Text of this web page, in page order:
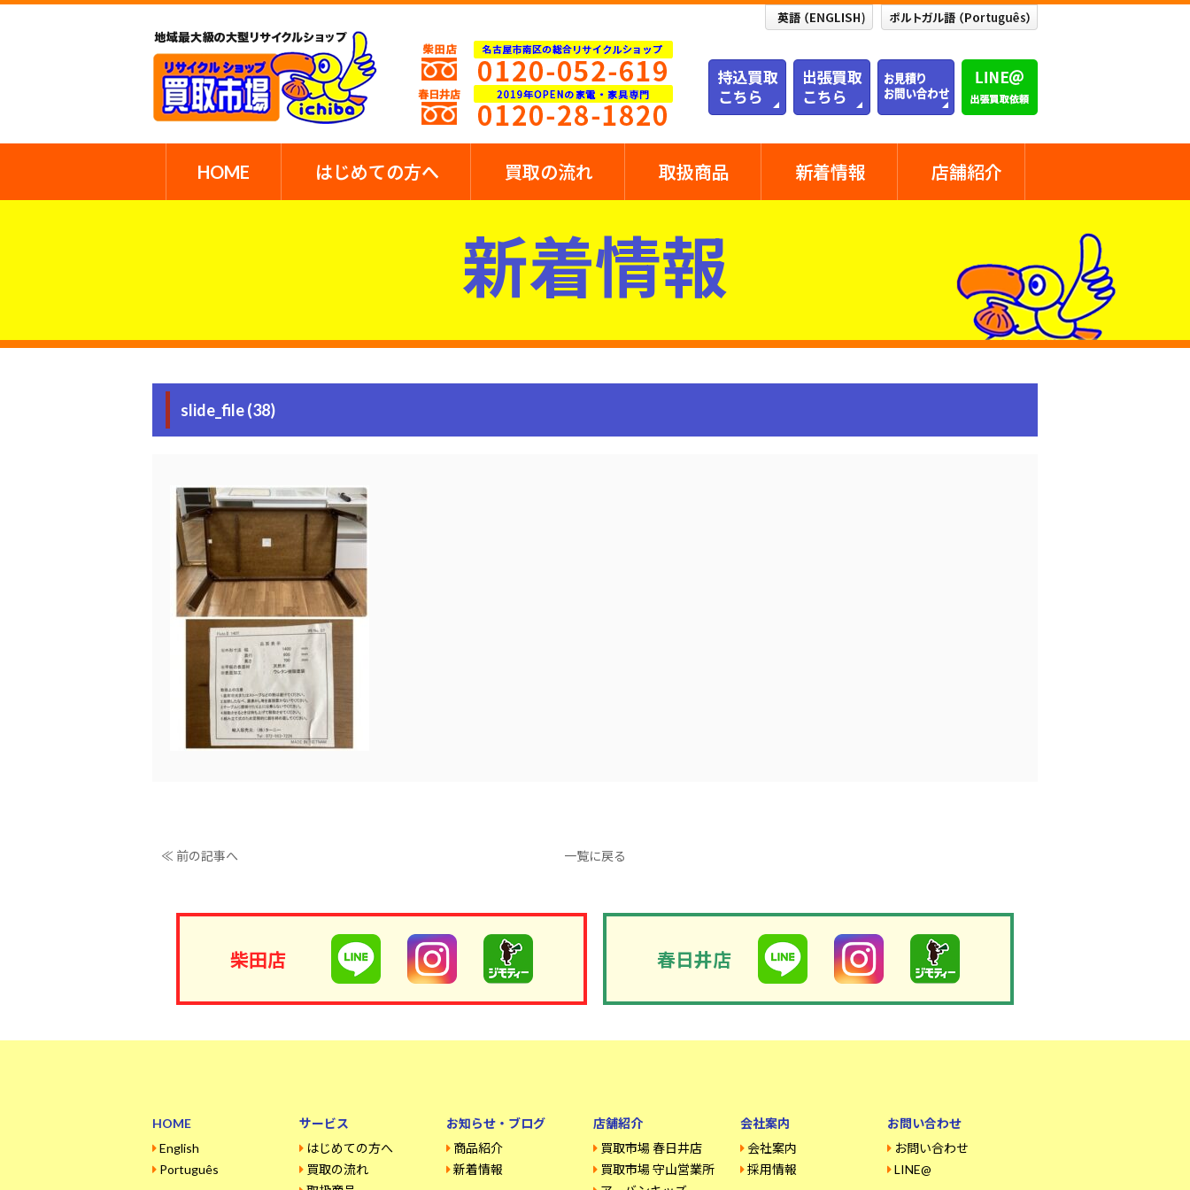
HOME はじめての方へ 買取の流れ 取扱商品 新着情報 店舗紹介
新着情報
slide_file (38)
≪ 前の記事へ 一覧に戻る
柴田店 春日井店
HOME
English
Português
サービス
はじめての方へ
買取の流れ
お知らせ・ブログ
商品紹介
新着情報
店舗紹介
買取市場 春日井店
買取市場 守山営業所
会社案内
会社案内
採用情報
お問い合わせ
お問い合わせ
LINE@